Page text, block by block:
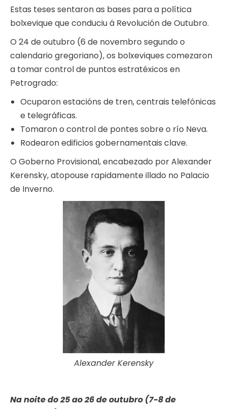
Estas teses sentaron as bases para a política
bolxevique que conduciu á Revolución de Outubro.
O 24 de outubro (6 de novembro segundo o
calendario gregoriano), os bolxeviques comezaron
a tomar control de puntos estratéxicos en
Petrogrado:
Ocuparon estacións de tren, centrais telefónicas
e telegráficas.
Tomaron o control de pontes sobre o río Neva.
Rodearon edificios gobernamentais clave.
O Goberno Provisional, encabezado por Alexander
Kerensky, atopouse rapidamente illado no Palacio
de Inverno.
Alexander Kerensky
Na noite do 25 ao 26 de outubro (7-8 de